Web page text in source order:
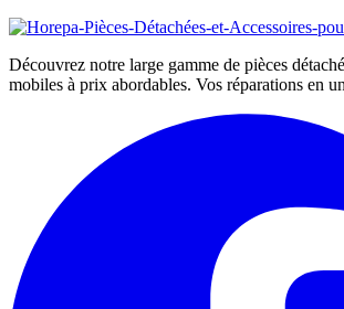
Découvrez notre large gamme de pièces
mobiles à prix abordables. Vos réparations en